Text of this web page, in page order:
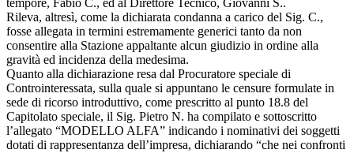
Rileva, altresì, come la dichiarata condanna a carico del Sig. C.,
fosse allegata in termini estremamente generici tanto da non
consentire alla Stazione appaltante alcun giudizio in ordine alla
gravità ed incidenza della medesima.
Quanto alla dichiarazione resa dal Procuratore speciale di
Controinteressata, sulla quale si appuntano le censure formulate in
sede di ricorso introduttivo, come prescritto al punto 18.8 del
Capitolato speciale, il Sig. Pietro N. ha compilato e sottoscritto
l’allegato “MODELLO ALFA” indicando i nominativi dei soggetti
dotati di rappresentanza dell’impresa, dichiarando “che nei confronti